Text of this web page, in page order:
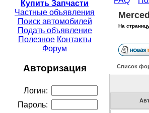
Купить Запчасти
Частные объявления
Поиск автомобилей
Подать объявление
Полезное Контакты
Форум
Авторизация
Логин:
Пароль:
На
Список